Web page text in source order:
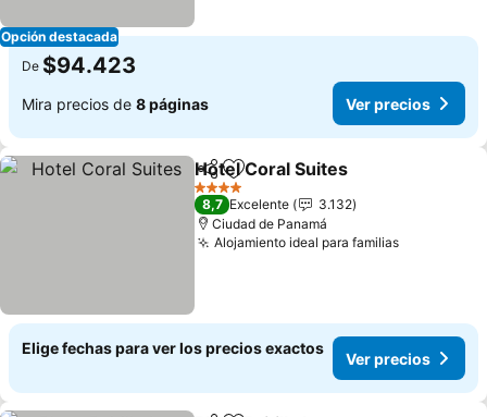
Opción destacada
De $94.423
Mira precios de 8 páginas Ver precios
CompartirAgregar a favoritos
Hotel Coral Suites
4 Estrellas
8,7 Excelente
3.132
Ciudad de Panamá
Alojamiento ideal para familiasVer
Elige fechas para ver los precios exactos
Ver precios